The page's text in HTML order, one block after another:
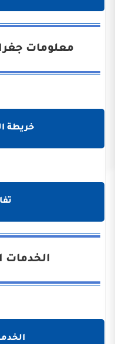
معلومات
خريطة
الخدمات